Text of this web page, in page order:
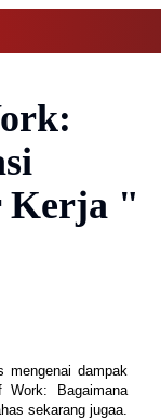
Kerja "
dampak
Bagaimana
sekarang jugaa.